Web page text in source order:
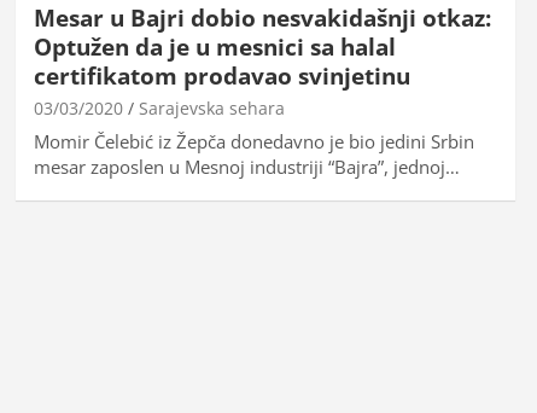
Mesar u Bajri dobio nesvakidašnji otkaz:
Optužen da je u mesnici sa halal
certifikatom prodavao svinjetinu
03/03/2020 Sarajevska sehara
Momir Čelebić iz Žepča donedavno je bio jedini Srbin
mesar zaposlen u Mesnoj industriji “Bajra”, jednoj…